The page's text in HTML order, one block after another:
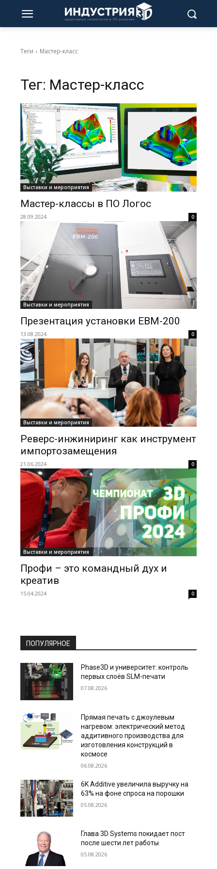
Теги Мастер-класс
Тег: Мастер-класс
Выставки и мероприятия
Мастер-классы в ПО Логос
28.09.2024 0
Выставки и мероприятия
Презентация установки EBM-200
13.08.2024 0
Выставки и мероприятия
Реверс-инжиниринг как инструмент
импортозамещения
21.06.2024 0
Выставки и мероприятия
Профи – это командный дух и
креатив
15.04.2024 0
ПОПУЛЯРНОЕ
Phase3D и университет: контроль
первых слоёв SLM-печати
07.08.2026
Прямая печать с джоулевым
нагревом: электрический метод
аддитивного производства для
изготовления конструкций в
космосе
06.08.2026
6K Additive увеличила выручку на
63% на фоне спроса на порошки
05.08.2026
Глава 3D Systems покидает пост
после шести лет работы
05.08.2026